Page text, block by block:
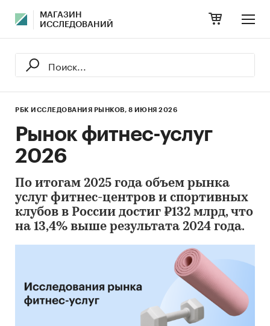
МАГАЗИН
ИССЛЕДОВАНИЙ
РБК ИССЛЕДОВАНИЯ РЫНКОВ, 8 ИЮНЯ 2026
Рынок фитнес-услуг
2026
По итогам 2025 года объем рынка
услуг фитнес-центров и спортивных
клубов в России достиг ₽132 млрд, что
на 13,4% выше результата 2024 года.